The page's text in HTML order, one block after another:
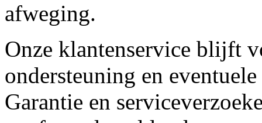
afweging.
Onze klantenservice blijft
ondersteuning en
Garantie en